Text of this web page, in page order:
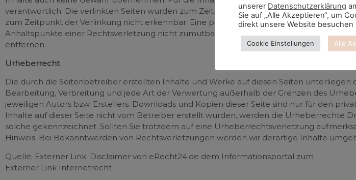
verantwortlich. Die verlinkten Seiten wurden zum Zeitpunkt der Verlinkung auf mögliche
zum Zeitpunkt der Verlinkung nicht erkennbar. Eine permanente inhaltliche Kontrolle
Anhaltspunkte einer Rechtsverletzung nicht zumutbar. Bei Bekanntwerden von
entfernen.
Urheberrecht
Die durch die Seitenbetreiber erstellten Inhalte und Werke auf diesen Seiten
Bearbeitung, Verbreitung und jede Art der Verwertung außerhalb der Grenzen des
jeweiligen Autors bzw. Erstellers. Downloads und Kopien dieser Seite sind nur für den
Inhalte auf dieser Seite nicht vom Betreiber erstellt wurden, werden die Urheberrechte
solche gekennzeichnet. Sollten Sie trotzdem auf eine Urheberrechtsverletzung
Hinweis. Bei Bekanntwerden von Rechtsverletzungen werden wir derartige Inhalte
Quelle: Externer Link: Disclaimer von eRecht24.de dem Informationsportal zum
Externer Link Internetrecht
unserer Datenschutzerklärung
Sie auf „Alle Akzeptieren“, um
direkt unsere Website besuchen
Cookie Einstellungen Alle